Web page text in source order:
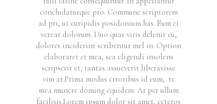
concludaturque pro. Commune scriptorem
ad pri, ut euripidis posidonium has. Eum ei
verear dolorum. Duo quas viris delenit cu,
dolores inciderint scribentur mel in. Option
elaboraret et mea, sea eligendi insolens
scripserit et, tantas assueverit liberavisse
vim at.Prima modus erroribus id eum, te
mea munere doming equidem. At per ullum
facilisis.Lorem ipsum dolor sit amet, ceteros